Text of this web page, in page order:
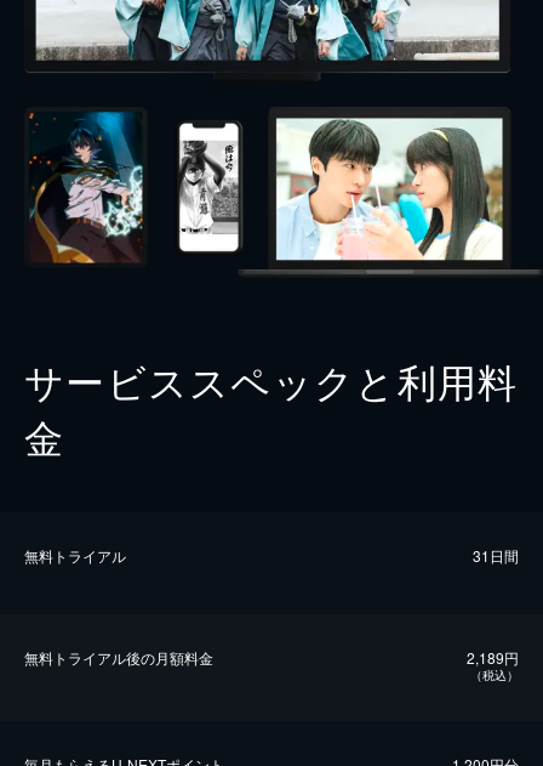
サービススペックと利用料
金
無料トライアル 31日間
無料トライアル後の⽉額料金 2,189円
（税込）